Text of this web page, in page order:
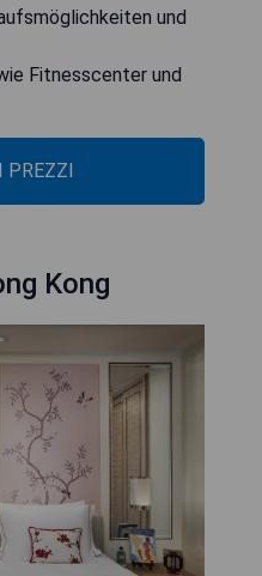
und
Fitnesscenter und
PREZZI
Kong